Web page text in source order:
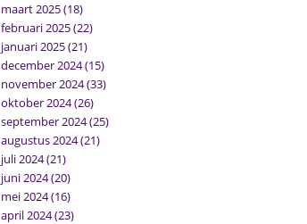
maart 2025(18)
februari 2025(22)
januari 2025(21)
december 2024(15)
november 2024(33)
oktober 2024(26)
september 2024(25)
augustus 2024(21)
juli 2024(21)
juni 2024(20)
mei 2024(16)
april 2024(23)